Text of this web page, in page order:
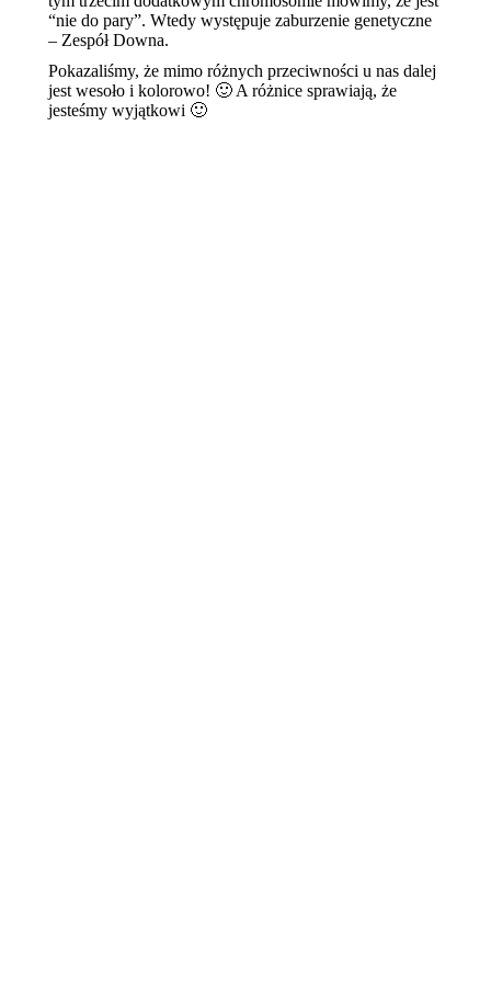
“nie do pary”. Wtedy występuje zaburzenie genetyczne
– Zespół Downa.
Pokazaliśmy, że mimo różnych przeciwności u nas dalej
jest wesoło i kolorowo! 🙂 A różnice sprawiają, że
jesteśmy wyjątkowi 🙂